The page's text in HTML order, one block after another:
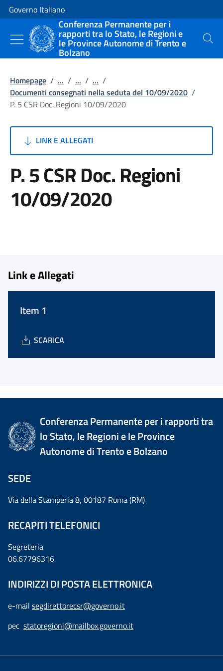
Vai al contenuto
Vai alla navigazione del sito
Governo Italiano
Conferenza Permanente per i
rapporti tra lo Stato, le Regioni e
le Province Autonome di Trento e
Bolzano
Cerca
Homepage / ... / ... / ... /
Documenti consegnati nella seduta del 10/09/2020 /
P. 5 CSR Doc. Regioni 10/09/2020
LINK E ALLEGATI
P. 5 CSR Doc. Regioni
10/09/2020
Link e Allegati
Item 1
SCARICA
Conferenza Permanente per i rapporti tra
lo Stato, le Regioni e le Province
Autonome di Trento e Bolzano
SEDE
Via della Stamperia 8, 00187 Roma (RM)
RECAPITI TELEFONICI
Segreteria
06.67796316
INDIRIZZI DI POSTA ELETTRONICA
e-mail segdirettorecsr@governo.it
pec statoregioni@mailbox.governo.it